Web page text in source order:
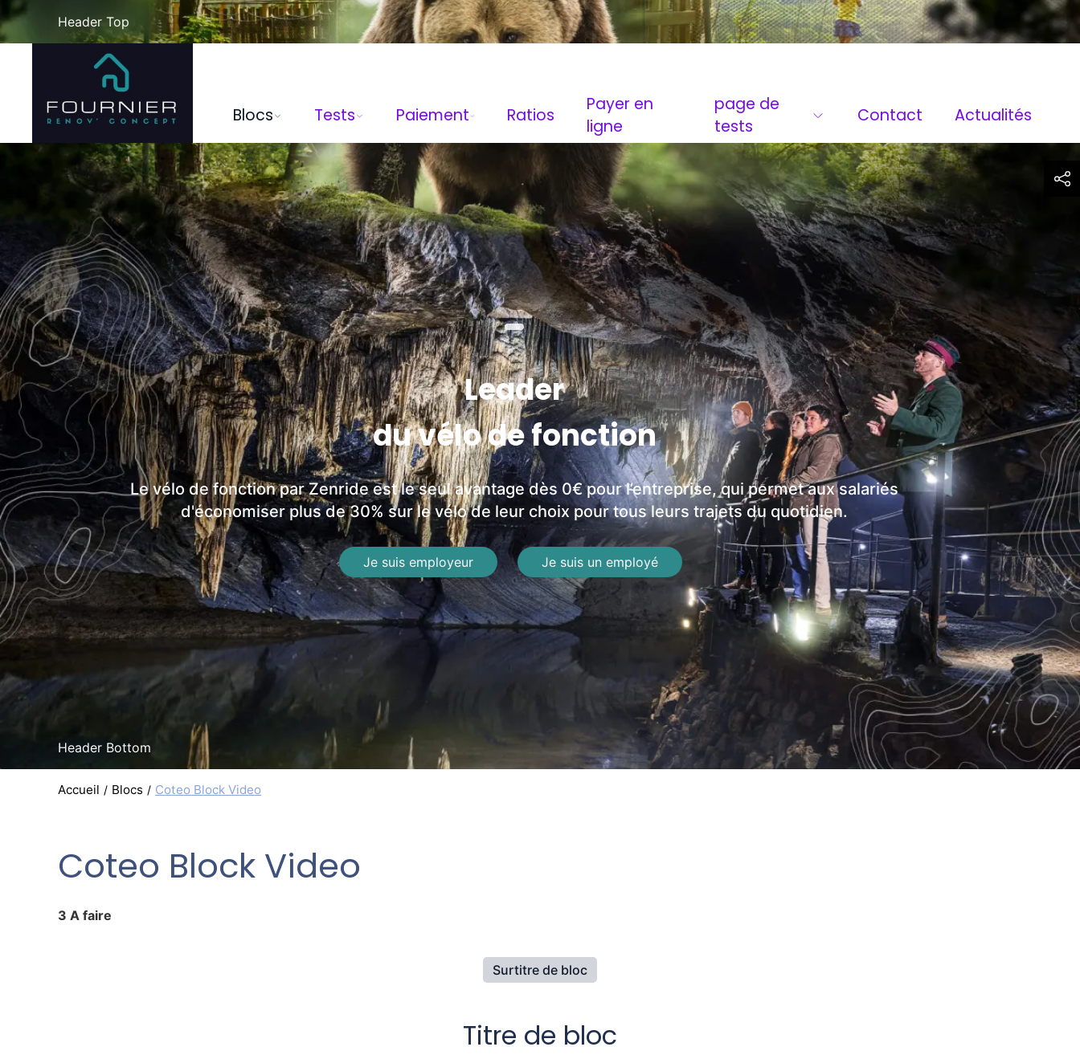
Header Top
Leader
du vélo de fonction
Le vélo de fonction par Zenride est le seul avantage dès 0€ pour l’entreprise, qui permet aux salariés
d'économiser plus de 30% sur le vélo de leur choix pour tous leurs trajets du quotidien.
Je suis employeur Je suis un employé
Header Bottom
Blocs Tests Paiement Ratios
Payer en
ligne
page de
tests
Contact Actualités
Accueil Blocs Coteo Block Video
Coteo Block Video
3 A faire
Surtitre de bloc
Titre de bloc